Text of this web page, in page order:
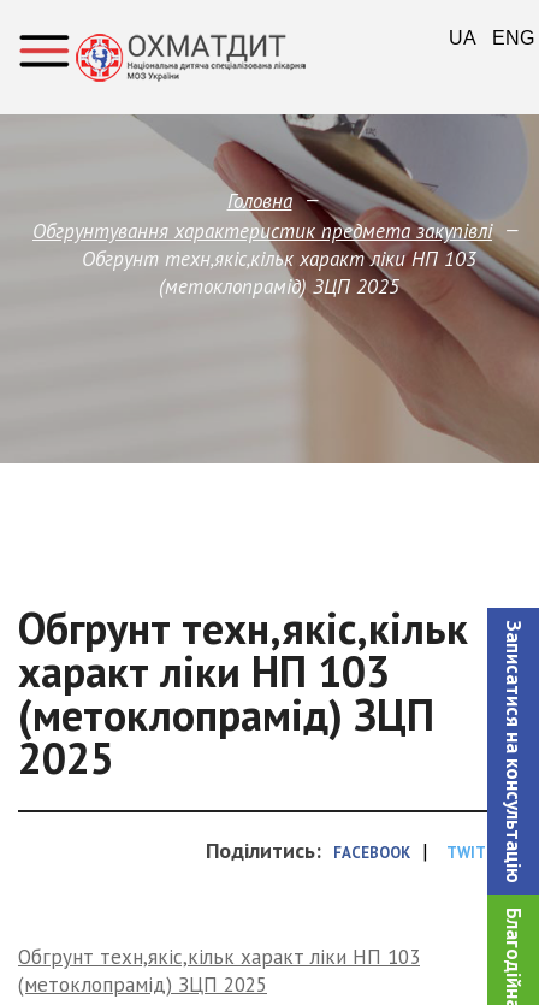
Записатися на консультацiю
Головна —
Обгрунтування характеристик предмета закупівлi —
Обгрунт техн,якіс,кільк характ ліки НП 103
(метоклопрамід) ЗЦП 2025
Обгрунт техн,якіс,кільк
характ ліки НП 103
(метоклопрамід) ЗЦП
2025
Поділитись: FACEBOOK | TWITTER
Обгрунт техн,якіс,кільк характ ліки НП 103
(метоклопрамід) ЗЦП 2025
UA ENG